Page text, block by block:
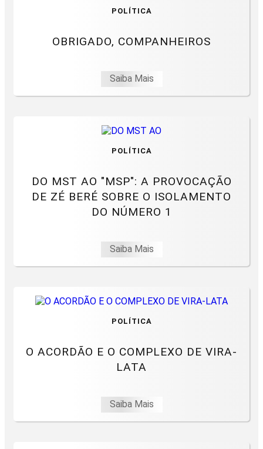
POLÍTICA
OBRIGADO, COMPANHEIROS
Saiba Mais
POLÍTICA
DO MST AO "MSP": A PROVOCAÇÃO
DE ZÉ BERÉ SOBRE O ISOLAMENTO
DO NÚMERO 1
Saiba Mais
POLÍTICA
O ACORDÃO E O COMPLEXO DE VIRA-
LATA
Saiba Mais